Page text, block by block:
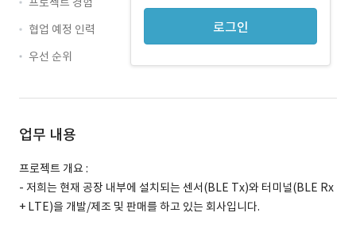
로그인
협업 예정 인력
우선 순위
업무 내용
프로젝트 개요 :
- 저희는 현재 공장 내부에 설치되는 센서(BLE Tx)와 터미널(BLE Rx
+ LTE)을 개발/제조 및 판매를 하고 있는 회사입니다.